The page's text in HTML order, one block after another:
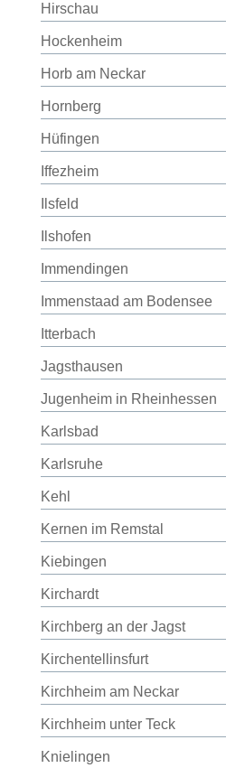
Hirschau
Hockenheim
Horb am Neckar
Hornberg
Hüfingen
Iffezheim
Ilsfeld
Ilshofen
Immendingen
Immenstaad am Bodensee
Itterbach
Jagsthausen
Jugenheim in Rheinhessen
Karlsbad
Karlsruhe
Kehl
Kernen im Remstal
Kiebingen
Kirchardt
Kirchberg an der Jagst
Kirchentellinsfurt
Kirchheim am Neckar
Kirchheim unter Teck
Knielingen